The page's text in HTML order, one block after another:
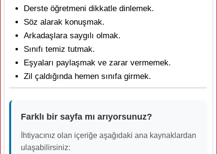
Derste öğretmeni dikkatle dinlemek.
Söz alarak konuşmak.
Arkadaşlara saygılı olmak.
Sınıfı temiz tutmak.
Eşyaları paylaşmak ve zarar vermemek.
Zil çaldığında hemen sınıfa girmek.
Farklı bir sayfa mı arıyorsunuz?
İhtiyacınız olan içeriğe aşağıdaki ana kaynaklardan
ulaşabilirsiniz: